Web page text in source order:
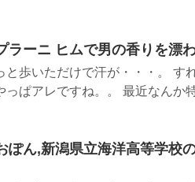
ラーニ ヒムで男の香りを漂わ
と歩いただけで汗が・・・。 す
っぱアレですね。。 最近なんか
ぽん,新潟県立海洋高等学校